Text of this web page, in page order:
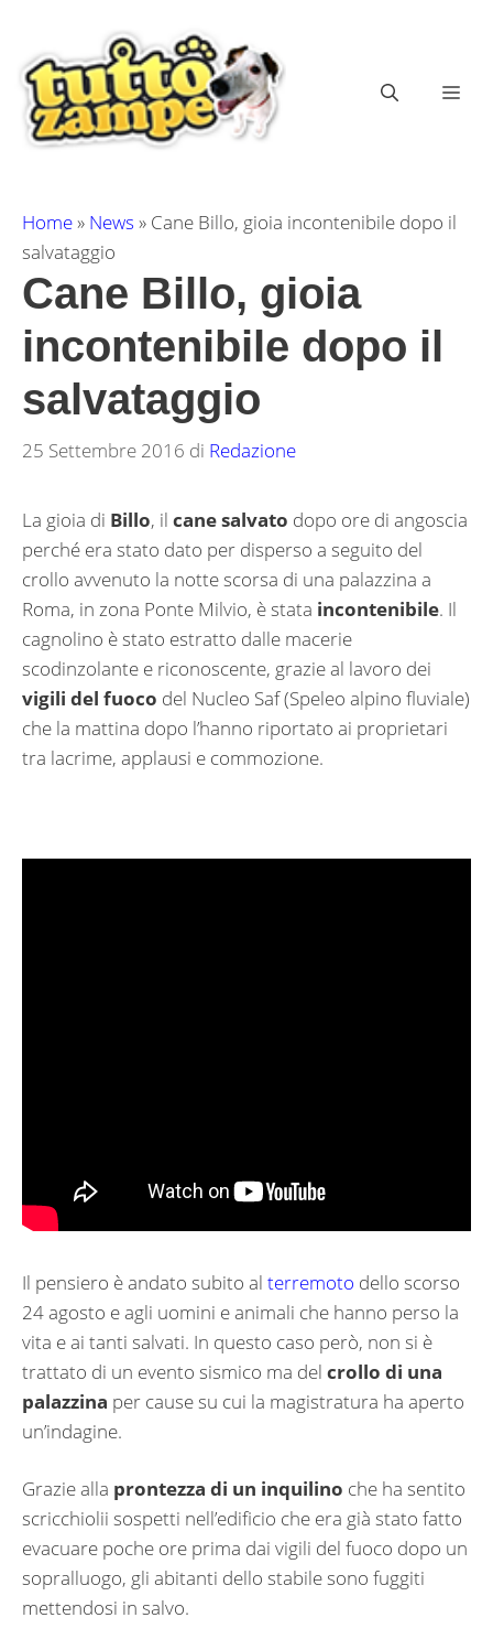
contenuto
Home» News » Cane Billo, gioia incontenibile dopo il
salvataggio
Cane Billo, gioia
incontenibile dopo il
salvataggio
25 Settembre 2016 di Redazione
La gioia di Billo, il cane salvato dopo ore di angoscia
perché era stato dato per disperso a seguito del
crollo avvenuto la notte scorsa di una palazzina a
Roma, in zona Ponte Milvio, è stata incontenibile. Il
cagnolino è stato estratto dalle macerie
scodinzolante e riconoscente, grazie al lavoro dei
vigili del fuoco del Nucleo Saf (Speleo alpino fluviale)
che la mattina dopo l’hanno riportato ai proprietari
tra lacrime, applausi e commozione.
Il pensiero è andato subito al terremoto dello scorso
24 agosto e agli uomini e animali che hanno perso la
vita e ai tanti salvati. In questo caso però, non si è
trattato di un evento sismico ma del crollo di una
palazzina per cause su cui la magistratura ha aperto
un’indagine.
Grazie alla prontezza di un inquilino che ha sentito
scricchiolii sospetti nell’edificio che era già stato fatto
evacuare poche ore prima dai vigili del fuoco dopo un
sopralluogo, gli abitanti dello stabile sono fuggiti
mettendosi in salvo.